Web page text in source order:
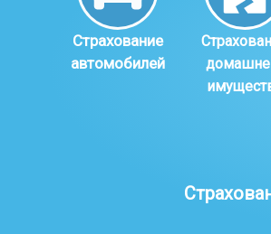
Страхование
автомобилей